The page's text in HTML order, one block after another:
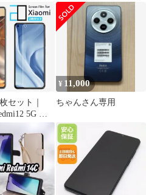
ォレットレザーケース
5G 保
2Dソフト
14C 14T
Ultra Redmi
Pro フィル
13 Pro+ 5
¥ 11,000
ちゃんさん専用